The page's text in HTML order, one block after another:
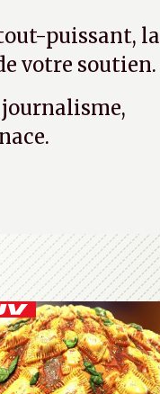
puissant, la
votre soutien.